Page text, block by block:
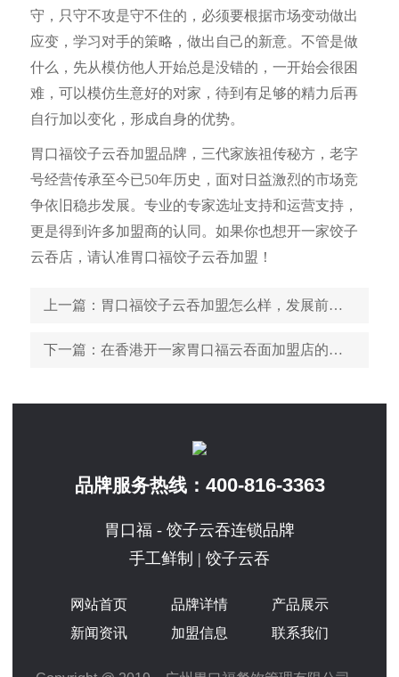
守，只守不攻是守不住的，必须要根据市场变动做出
应变，学习对手的策略，做出自己的新意。不管是做
什么，先从模仿他人开始总是没错的，一开始会很困
难，可以模仿生意好的对家，待到有足够的精力后再
自行加以变化，形成自身的优势。
胃口福饺子云吞加盟品牌，三代家族祖传秘方，老字
号经营传承至今已50年历史，面对日益激烈的市场竞
争依旧稳步发展。专业的专家选址支持和运营支持，
更是得到许多加盟商的认同。如果你也想开一家饺子
云吞店，请认准胃口福饺子云吞加盟！
上一篇 ：胃口福饺子云吞加盟怎么样，发展前景还好吗
下一篇 ：在香港开一家胃口福云吞面加盟店的市场前景怎么样
品牌服务热线： 400-816-3363
胃口福 - 饺子云吞连锁品牌
手工鲜制 | 饺子云吞
网站首页 品牌详情
产品展示
新闻资讯
加盟信息 联系我们